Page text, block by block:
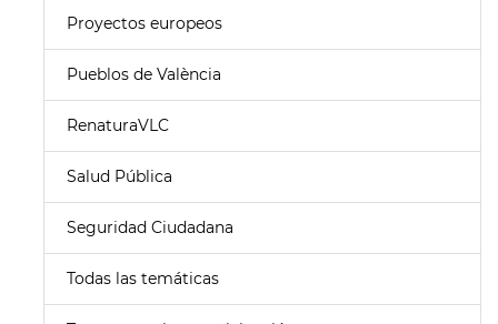
Proyectos europeos
Pueblos de València
RenaturaVLC
Salud Pública
Seguridad Ciudadana
Todas las temáticas